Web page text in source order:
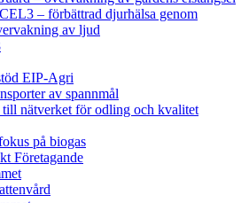
– förbättrad djurhälsa genom
av ljud
EIP-Agri
av spannmål
nätverket för odling och kvalitet
på biogas
Företagande